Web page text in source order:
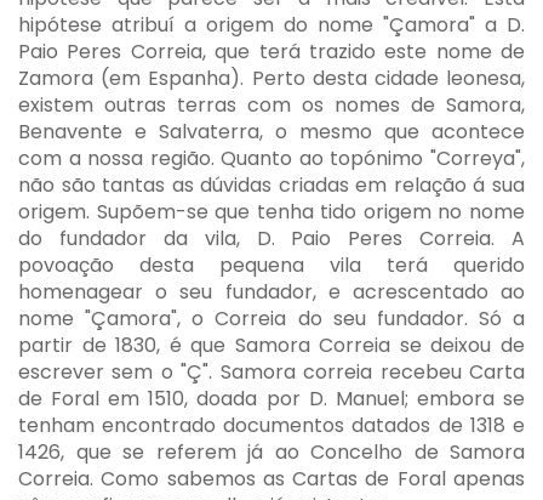
hipótese atribuí a origem do nome "Çamora" a D.
Paio Peres Correia, que terá trazido este nome de
Zamora (em Espanha). Perto desta cidade leonesa,
existem outras terras com os nomes de Samora,
Benavente e Salvaterra, o mesmo que acontece
com a nossa região. Quanto ao topónimo "Correya",
não são tantas as dúvidas criadas em relação á sua
origem. Supõem-se que tenha tido origem no nome
do fundador da vila, D. Paio Peres Correia. A
povoação desta pequena vila terá querido
homenagear o seu fundador, e acrescentado ao
nome "Çamora", o Correia do seu fundador. Só a
partir de 1830, é que Samora Correia se deixou de
escrever sem o "Ç". Samora correia recebeu Carta
de Foral em 1510, doada por D. Manuel; embora se
tenham encontrado documentos datados de 1318 e
1426, que se referem já ao Concelho de Samora
Correia. Como sabemos as Cartas de Foral apenas